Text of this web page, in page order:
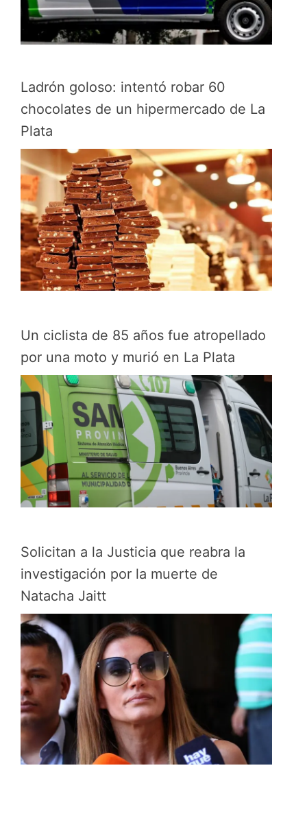
Ladrón goloso: intentó robar 60
chocolates de un hipermercado de La
Plata
Un ciclista de 85 años fue atropellado
por una moto y murió en La Plata
Solicitan a la Justicia que reabra la
investigación por la muerte de
Natacha Jaitt